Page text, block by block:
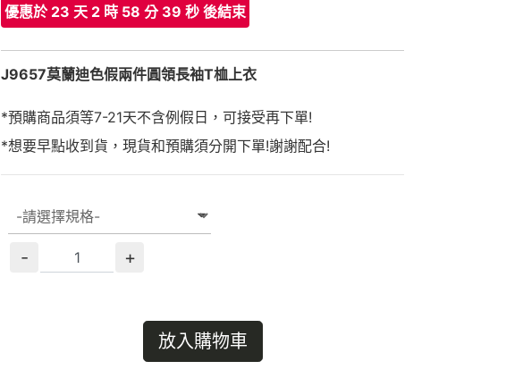
優惠於 23 天 2 時 58 分 38 秒 後結束
J9657莫蘭迪色假兩件圓領長袖T桖上衣
*預購商品須等7-21天不含例假日，可接受再下單!
*想要早點收到貨，現貨和預購須分開下單!謝謝配合!
- +
放入購物車